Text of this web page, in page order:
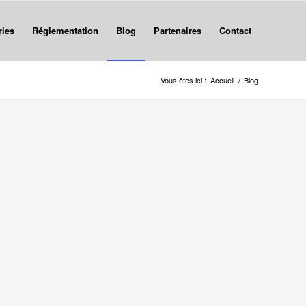
Réglementation Blog Partenaires Contact
Vous êtes ici : Accueil / Blog